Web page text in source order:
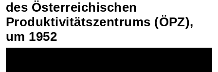
des Österreichischen
Produktivitätszentrums (ÖPZ),
um 1952